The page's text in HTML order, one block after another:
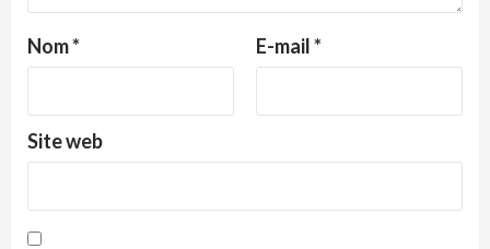
Nom* E-mail*
Site web